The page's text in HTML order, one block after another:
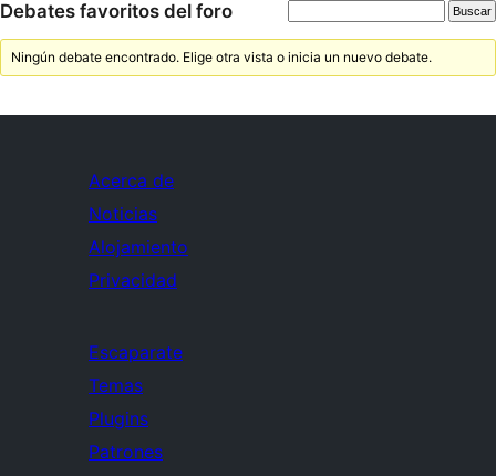
Debates favoritos del foro
Ningún debate encontrado. Elige otra vista o inicia un nuevo debate.
Acerca de
Noticias
Alojamiento
Privacidad
Escaparate
Temas
Plugins
Patrones